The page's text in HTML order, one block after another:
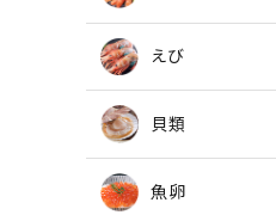
えび
貝類
魚卵